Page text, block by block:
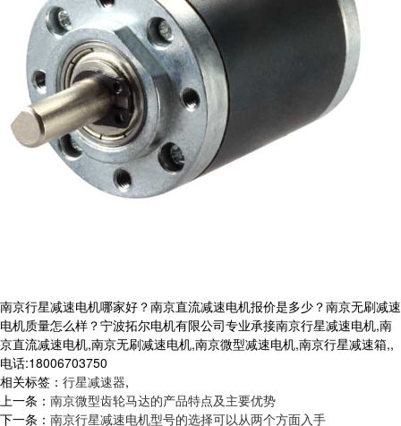
南京行星减速电机哪家好？南京直流减速电机报价是多少？南京无刷减速
电机质量怎么样？宁波拓尔电机有限公司专业承接南京行星减速电机,南
京直流减速电机,南京无刷减速电机,南京微型减速电机,南京行星减速箱,,
电话:18006703750
相关标签： 行星减速器,
上一条： 南京微型齿轮马达的产品特点及主要优势
下一条： 南京行星减速电机型号的选择可以从两个方面入手